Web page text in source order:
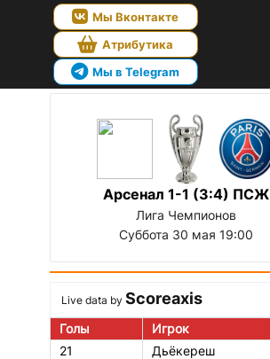
Мы Вконтакте
Атрибутика
Мы в Telegram
Арсенал 1-1 (3:4) ПСЖ
Лига Чемпионов
Суббота 30 мая 19:00
Live data by Scoreaxis
Голы
Игрок
21
Дьёкереш